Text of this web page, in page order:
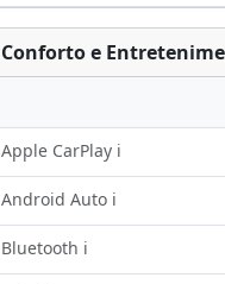
Conforto e
Apple CarPlay ℹ️
Android Auto ℹ️
Bluetooth ℹ️